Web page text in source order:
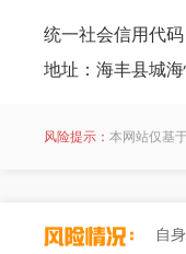
统一社会信用代
地址：海丰县城
风险提示： 本网站仅基
自